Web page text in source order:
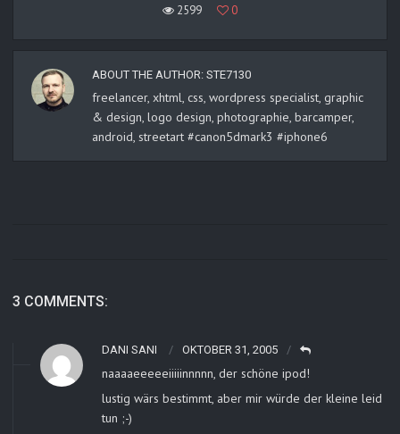
2599
0
ABOUT THE AUTHOR: STE7130
freelancer, xhtml, css, wordpress specialist, graphic
& design, logo design, photographie, barcamper,
android, streetart #canon5dmark3 #iphone6
3 COMMENTS:
DANI SANI OKTOBER 31, 2005
naaaaeeeeeiiiiinnnnn, der schöne ipod!
lustig wärs bestimmt, aber mir würde der kleine leid
tun ;-)